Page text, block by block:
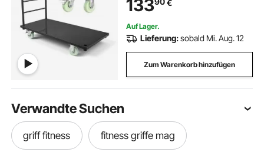
Industriewagen für Lager,
Werkstatt, Fabrik
133 €
Auf Lager.
Lieferung:sobald Mi. Aug. 12
Zum Warenkorb hinzufügen
Verwandte Suchen
griff fitness fitness griffe mag